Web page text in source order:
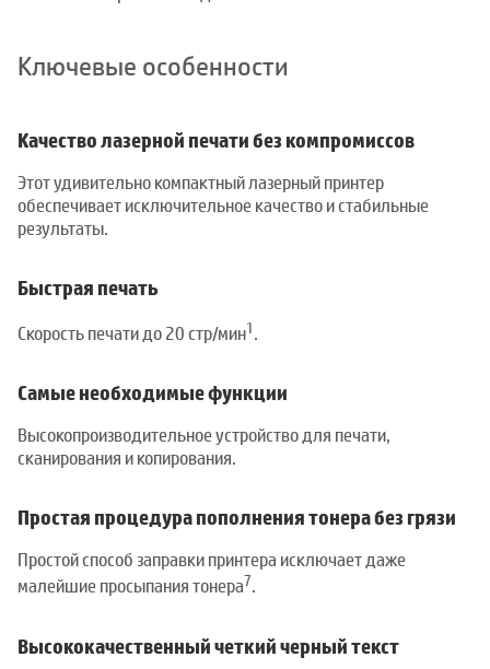
Ключевые особенности
Качество лазерной печати без компромиссов
Этот удивительно компактный лазерный принтер
обеспечивает исключительное качество и стабильные
результаты.
Быстрая печать
Скорость печати до 20 стр/мин1.
Самые необходимые функции
Высокопроизводительное устройство для печати,
сканирования и копирования.
Простая процедура пополнения тонера без грязи
Простой способ заправки принтера исключает даже
малейшие просыпания тонера7.
Высококачественный четкий черный текст